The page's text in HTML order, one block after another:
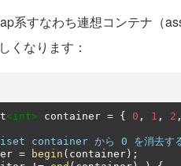
系すなわち連想コンテナ（
くなります：
<int> container = { 0 , 1 , 2 ,
container から 0 を消去す
= begin ( container );